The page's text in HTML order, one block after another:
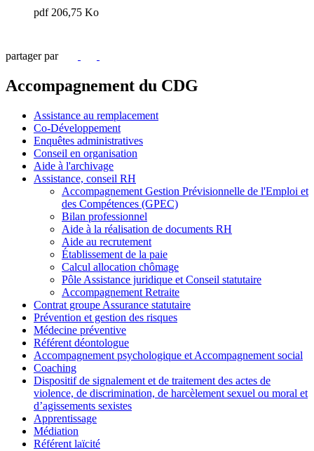
pdf 206,75 Ko
partager par
Accompagnement du CDG
Assistance au remplacement
Co-Développement
Enquêtes administratives
Conseil en organisation
Aide à l'archivage
Assistance, conseil RH
Accompagnement Gestion Prévisionnelle de l'Emploi et
des Compétences (GPEC)
Bilan professionnel
Aide à la réalisation de documents RH
Aide au recrutement
Établissement de la paie
Calcul allocation chômage
Pôle Assistance juridique et Conseil statutaire
Accompagnement Retraite
Contrat groupe Assurance statutaire
Prévention et gestion des risques
Médecine préventive
Référent déontologue
Accompagnement psychologique et Accompagnement social
Coaching
Dispositif de signalement et de traitement des actes de
violence, de discrimination, de harcèlement sexuel ou moral et
d’agissements sexistes
Apprentissage
Médiation
Référent laïcité